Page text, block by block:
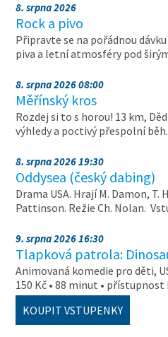
8. srpna 2026
Rock a pivo
Připravte se na pořádnou
piva a letní atmosféry pod
8. srpna 2026 08:00
Měřínský kros
Rozdej si to s horou! 13 km,
výhledy a poctivý přespolní
8. srpna 2026 19:30
Oddysea (český dabing)
Drama USA. Hrají M. Damon, T.
Pattinson. Režie Ch. Nolan.
9. srpna 2026 16:30
Tlapková patrola:
Animovaná komedie pro děti,
150 Kč • 88 minut •
KOUPIT VSTUPENKY